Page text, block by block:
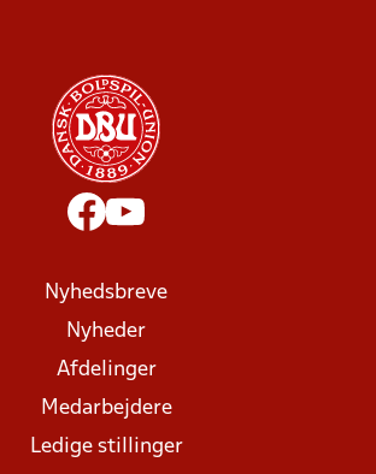
Nyhedsbreve
Nyheder
Afdelinger
Medarbejdere
Ledige stillinger